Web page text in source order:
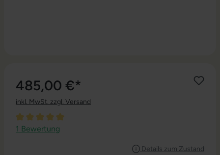
485,00 €*
inkl. MwSt. zzgl. Versand
Durchschnittliche Bewertung von 5 von 5 Sternen
1 Bewertung
Details zum Zustand